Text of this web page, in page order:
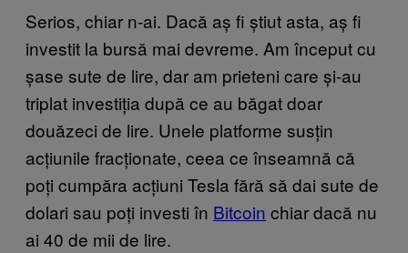
Serios, chiar n-ai. Dacă aș fi știut asta, aș fi
investit la bursă mai devreme. Am început cu
șase sute de lire, dar am prieteni care și-au
triplat investiția după ce au băgat doar
douăzeci de lire. Unele platforme susțin
acțiunile fracționate, ceea ce înseamnă că
poți cumpăra acțiuni Tesla fără să dai sute de
dolari sau poți investi în Bitcoin chiar dacă nu
ai 40 de mii de lire.